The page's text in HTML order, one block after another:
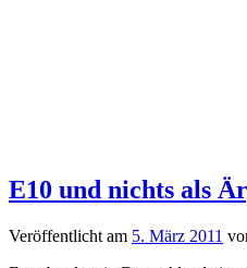
E10 und nichts als
Veröffentlicht am 5. März 2011